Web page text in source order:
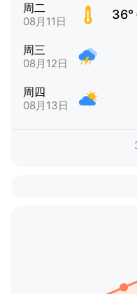
周二
08月11日 36°
周三
08月12日
周四
08月13日